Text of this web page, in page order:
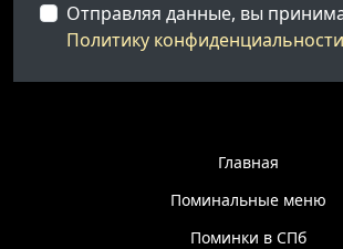
Отправляя данные, вы
Политику конфиденциальности
Главная
Поминальные меню
Поминки в СПб